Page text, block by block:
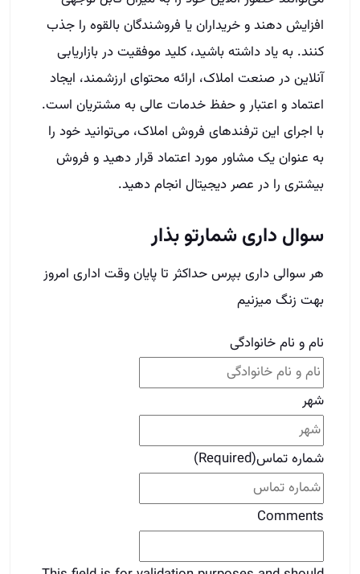
افزایش دهند و خریداران یا فروشندگان بالقوه را جذب
کنند. به یاد داشته باشید، کلید موفقیت در بازاریابی
آنلاین در صنعت املاک، ارائه محتوای ارزشمند، ایجاد
اعتماد و اعتبار و حفظ خدمات عالی به مشتریان است.
با اجرای این ترفندهای فروش املاک، می‌توانید خود را
به عنوان یک مشاور مورد اعتماد قرار دهید و فروش
بیشتری را در عصر دیجیتال انجام دهید.
سوال داری شمارتو بذار
هر سوالی داری بپرس حداکثر تا پایان وقت اداری امروز
بهت زنگ میزنیم
نام و نام خانوادگی
شهر
شماره تماس(Required)
Comments